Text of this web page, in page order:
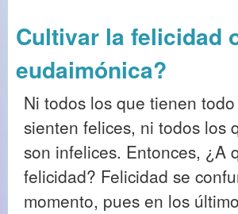
Cultivar la felicidad
eudaimónica?
Ni todos los que tienen
sienten felices, ni todos los
son infelices. Entonces, ¿A
felicidad? Felicidad se
momento, pues en los